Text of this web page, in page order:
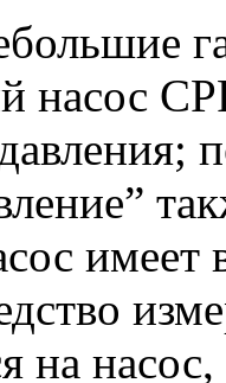
насос
имеет
на